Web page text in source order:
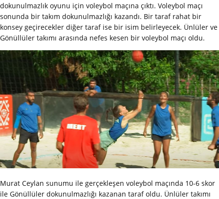
dokunulmazlık oyunu için voleybol maçına çıktı. Voleybol maçı
sonunda bir takım dokunulmazlığı kazandı. Bir taraf rahat bir
konsey geçirecekler diğer taraf ise bir isim belirleyecek. Ünlüler ve
Gönüllüler takımı arasında nefes kesen bir voleybol maçı oldu.
Murat Ceylan sunumu ile gerçekleşen voleybol maçında 10-6 skor
ile Gönüllüler dokunulmazlığı kazanan taraf oldu. Ünlüler takımı